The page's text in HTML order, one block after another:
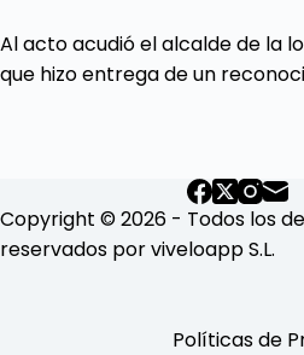
Al acto acudió el alcalde de la
que hizo entrega de un
Copyright © 2026 - Todos los
reservados por viveloapp S.L.
Políticas de